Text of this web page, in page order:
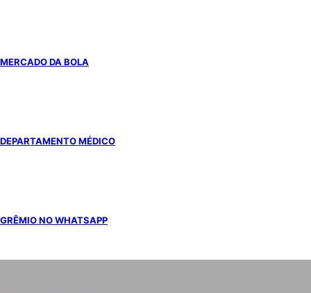
MERCADO DA BOLA
DEPARTAMENTO MÉDICO
GRÊMIO NO WHATSAPP